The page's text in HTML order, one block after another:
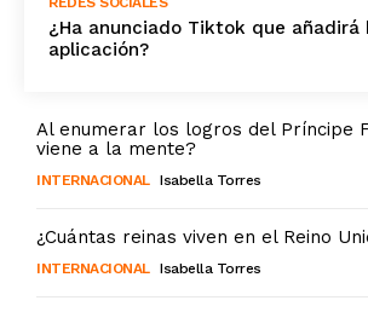
¿Ha anunciado Tiktok que añadirá
aplicación?
Al enumerar los logros del Príncipe
viene a la mente?
INTERNACIONAL Isabella Torres
¿Cuántas reinas viven en el Reino
INTERNACIONAL Isabella Torres